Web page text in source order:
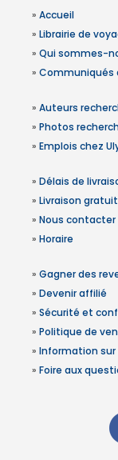
» Accueil
» Librairie de
» Qui sommes-
» Communiqués
» Auteurs
» Photos
» Emplois chez
» Délais de
» Livraison
» Nous contacter
» Horaire
» Gagner des
» Devenir affilié
» Sécurité et
» Politique de
» Information
» Foire aux